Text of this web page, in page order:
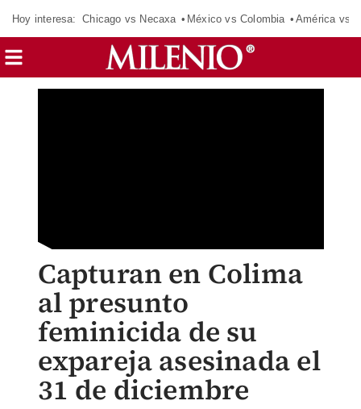
Hoy interesa: Chicago vs Necaxa México vs Colombia América vs
Capturan en Colima
al presunto
feminicida de su
expareja asesinada el
31 de diciembre